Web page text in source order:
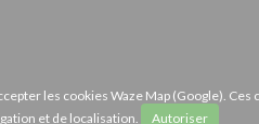
les cookies Waze Map (Google). Ces
et de localisation.
Autoriser